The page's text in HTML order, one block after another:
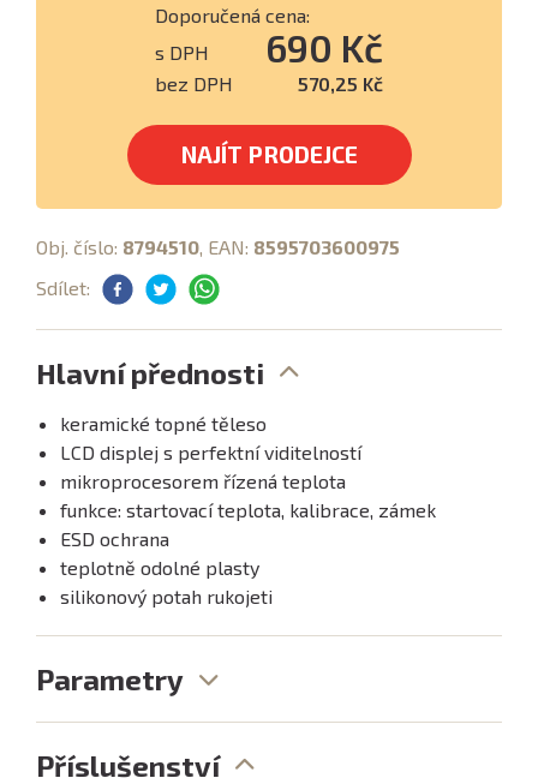
Doporučená cena:
s DPH
690 Kč
bez DPH 570,25 Kč
NAJÍT PRODEJCE
Obj. číslo: 8794510, EAN: 8595703600975
Sdílet:
Hlavní přednosti
keramické topné těleso
LCD displej s perfektní viditelností
mikroprocesorem řízená teplota
funkce: startovací teplota, kalibrace, zámek
ESD ochrana
teplotně odolné plasty
silikonový potah rukojeti
Parametry
Příslušenství